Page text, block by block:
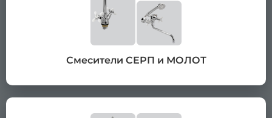
Смесители СЕРП и МОЛОТ